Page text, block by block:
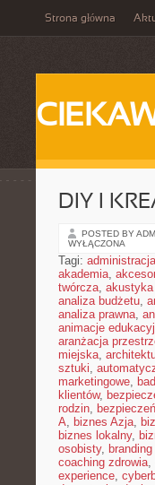
Strona główna
DIY I
POSTED BY
WYŁĄCZONA
Tagi:
akademia,
twórcza, akustyka
analiza budżetu,
analiza prawna,
animacje
aranżacja
miejska,
sztuki,
marketingowe,
klientów,
rodzin,
A, biznes Azja,
biznes lokalny,
osobisty,
coaching zdrowia,
experience,